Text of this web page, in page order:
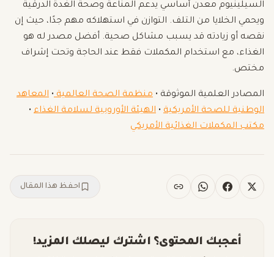
السيلينيوم معدن أساسي يدعم المناعة وصحة الغدة الدرقية
ويحمي الخلايا من التلف. التوازن في استهلاكه مهم جدًا، حيث إن
نقصه أو زيادته قد يسبب مشاكل صحية. أفضل مصدر له هو
الغذاء، مع استخدام المكملات فقط عند الحاجة وتحت إشراف
مختص.
المصادر العلمية الموثوقة • منظمة الصحة العالمية• المعاهد
الوطنية للصحة الأمريكية • الهيئة الأوروبية لسلامة الغذاء •
مكتب المكملات الغذائية الأمريكي
احفظ هذا المقال
أعجبك المحتوى؟ اشترك ليصلك المزيد!